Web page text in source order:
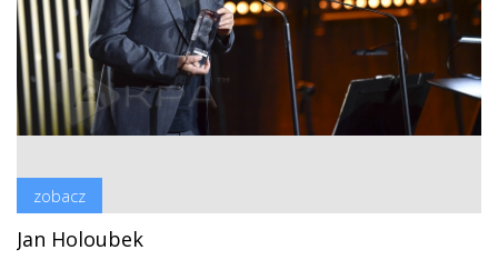
zobacz
Jan Holoubek